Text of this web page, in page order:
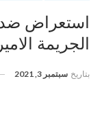
استعراض
الجريمة
بتاريخ سبتمبر 3, 2021